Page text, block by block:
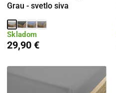
Grau - svetlo siva
Skladom
29,90 €